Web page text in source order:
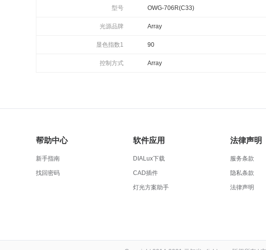
型号 OWG-706R(C33)
光源品牌 Array
显色指数1 90
控制方式 Array
帮助中心
新手指南
找回密码
软件应用
DIALux下载
CAD插件
灯光方案助手
法律声明
服务条款
隐私条款
法律声明